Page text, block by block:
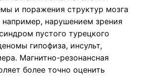
и поражения структур мозга
нарушением зрения
пустого турецкого
гипофиза, инсульт,
Магнитно-резонансная
более точно оценить